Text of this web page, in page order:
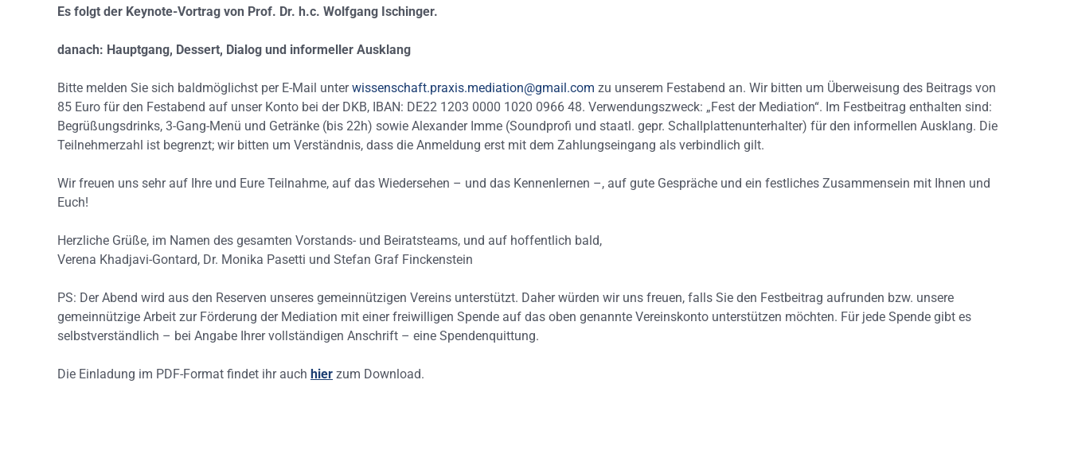
Es folgt der Keynote-Vortrag von Prof. Dr. h.c. Wolfgang Ischinger.
danach: Hauptgang, Dessert, Dialog und informeller Ausklang
Bitte melden Sie sich baldmöglichst per E-Mail unterwissenschaft.praxis.mediation@gmail.com zu unserem Festabend an. Wir bitten um Überweisung des Beitrags von
85 Euro für den Festabend auf unser Konto bei der DKB, IBAN: DE22 1203 0000 1020 0966 48. Verwendungszweck: „Fest der Mediation“. Im Festbeitrag enthalten sind:
Begrüßungsdrinks, 3-Gang-Menü und Getränke (bis 22h) sowie Alexander Imme (Soundprofi und staatl. gepr. Schallplattenunterhalter) für den informellen Ausklang. Die
Teilnehmerzahl ist begrenzt; wir bitten um Verständnis, dass die Anmeldung erst mit dem Zahlungseingang als verbindlich gilt.
Wir freuen uns sehr auf Ihre und Eure Teilnahme, auf das Wiedersehen – und das Kennenlernen –, auf gute Gespräche und ein festliches Zusammensein mit Ihnen und
Euch!
Herzliche Grüße, im Namen des gesamten Vorstands- und Beiratsteams, und auf hoffentlich bald,
Verena Khadjavi-Gontard, Dr. Monika Pasetti und Stefan Graf Finckenstein
PS: Der Abend wird aus den Reserven unseres gemeinnützigen Vereins unterstützt. Daher würden wir uns freuen, falls Sie den Festbeitrag aufrunden bzw. unsere
gemeinnützige Arbeit zur Förderung der Mediation mit einer freiwilligen Spende auf das oben genannte Vereinskonto unterstützen möchten. Für jede Spende gibt es
selbstverständlich – bei Angabe Ihrer vollständigen Anschrift – eine Spendenquittung.
Die Einladung im PDF-Format findet ihr auch hier zum Download.